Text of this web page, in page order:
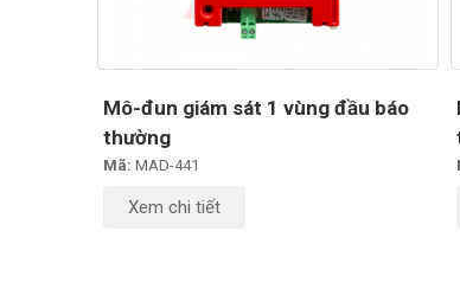
Mô-đun giám sát 1 vùng đầu báo
thường
Mã: MAD-441
Xem chi tiết